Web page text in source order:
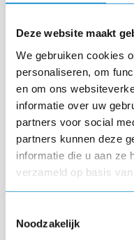
Deze website maakt
We gebruiken cookies
personaliseren, om
en om ons
informatie over uw
partners voor social
partners kunnen deze
informatie die u aan ze
verzameld op basis
Noodzakelijk
kan brengen waar hij
wil brengen, zal hij de
eind 2011 de aanval
believe that this country
shot, when everyone
everyone plays by the
Republican values.
De politiek laveert